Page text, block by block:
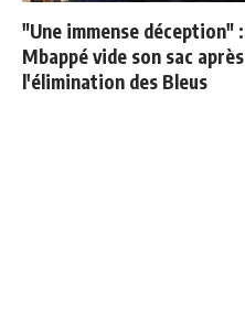
"Une immense déception" :
Mbappé vide son sac après
l'élimination des Bleus